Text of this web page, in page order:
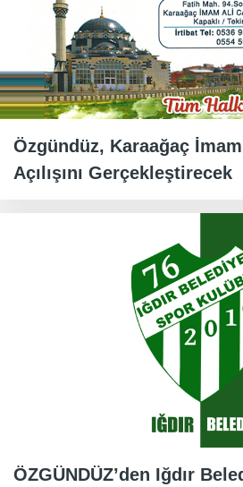
Özgündüz, Karaağaç
Açılışını Gerçekleştirecek
ÖZGÜNDÜZ’den Iğdır